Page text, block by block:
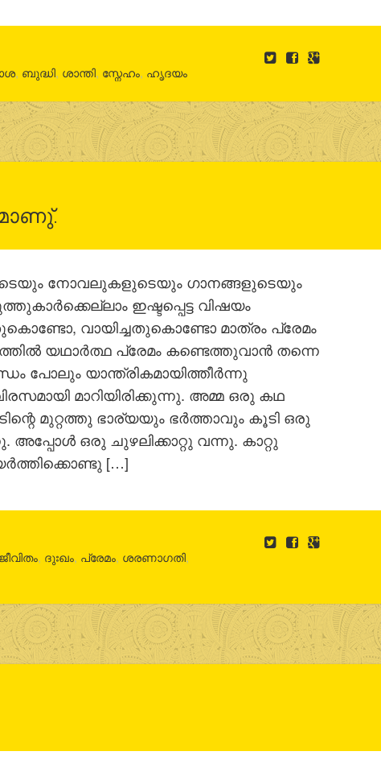
, ബുദ്ധി, ശാന്തി, സ്നേഹം, ഹൃദയം
നോവലുകളുടെയും ഗാനങ്ങളുടെയും
ഇഷ്ടപ്പെട്ട വിഷയം
വായിച്ചതുകൊണ്ടോ മാത്രം പ്രേമം
യഥാര്‍ത്ഥ പ്രേമം കണ്ടെത്തുവാന്‍ തന്നെ
പോലും യാന്ത്രികമായിത്തീര്‍ന്നു
മാറിയിരിക്കുന്നു. അമ്മ ഒരു കഥ
മുറ്റത്തു ഭാര്യയും ഭര്‍ത്താവും കൂടി ഒരു
അപ്പോള്‍ ഒരു ചുഴലിക്കാറ്റു വന്നു. കാറ്റു
[…]
ജീവിതം, ദുഃഖം, പ്രേമം, ശരണാഗതി,